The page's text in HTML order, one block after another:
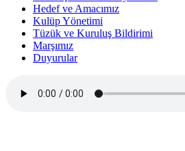
Hedef ve Amacımız
Kulüp Yönetimi
Tüzük ve Kuruluş Bildirimi
Marşımız
Duyurular